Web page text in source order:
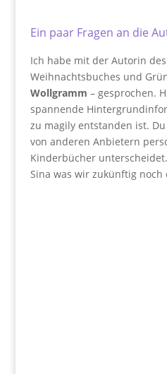
Ein paar Fragen an die
Ich habe mit der Autorin
Weihnachtsbuches und
Wollgramm – gesprochen.
spannende
zu magily entstanden ist.
von anderen Anbietern
Kinderbücher
Sina was wir zukünftig